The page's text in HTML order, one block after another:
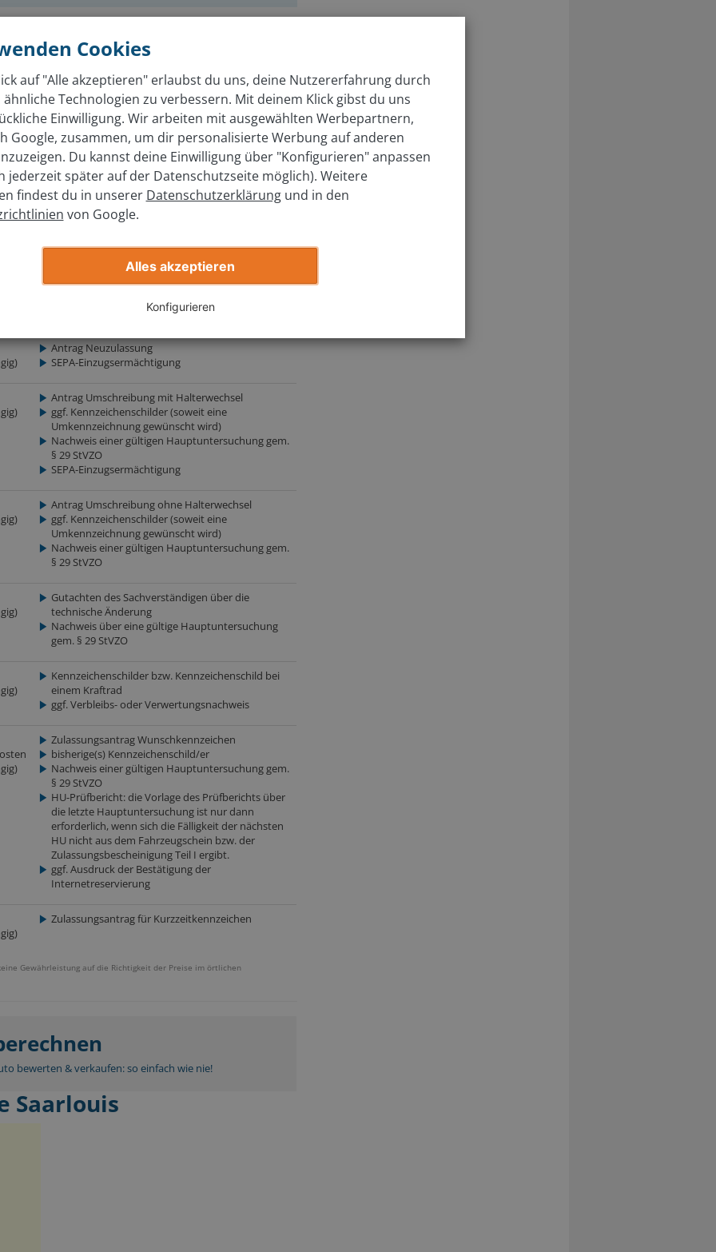
bei der KFZ Zulassungsstelle
eines Kennzeichens benötigst du
mit Meldebescheinigung, Auszug aus dem
im Original oder beglaubigter Kopie (bei Firmen),
oder beglaubigter Kopie (bei Vereinen), schriftliche
Erziehungsberechtigten (bei minderjährigen
(eVB)
Antrag Neuzulassung
SEPA-Einzugsermächtigung
Antrag Umschreibung mit Halterwechsel
ggf. Kennzeichenschilder (soweit eine
Umkennzeichnung gewünscht wird)
Nachweis einer gültigen Hauptuntersuchung gem.
§ 29 StVZO
SEPA-Einzugsermächtigung
Antrag Umschreibung ohne Halterwechsel
ggf. Kennzeichenschilder (soweit eine
Umkennzeichnung gewünscht wird)
Nachweis einer gültigen Hauptuntersuchung gem.
§ 29 StVZO
Gutachten des Sachverständigen über die
technische Änderung
Nachweis über eine gültige Hauptuntersuchung
gem. § 29 StVZO
Kennzeichenschilder bzw. Kennzeichenschild bei
einem Kraftrad
ggf. Verbleibs- oder Verwertungsnachweis
Zulassungsantrag Wunschkennzeichen
bisherige(s) Kennzeichenschild/er
Nachweis einer gültigen Hauptuntersuchung gem.
§ 29 StVZO
HU-Prüfbericht: die Vorlage des Prüfberichts über
die letzte Hauptuntersuchung ist nur dann
erforderlich, wenn sich die Fälligkeit der nächsten
HU nicht aus dem Fahrzeugschein bzw. der
Zulassungsbescheinigung Teil I ergibt.
ggf. Ausdruck der Bestätigung der
Internetreservierung
Zulassungsantrag für Kurzzeitkennzeichen
Gewährleistung auf die Richtigkeit der Preise im örtlichen
bewerten & verkaufen: so einfach wie nie!
Saarlouis
Cookies
auf "Alle akzeptieren" erlaubst du uns, deine Nutzererfahrung durch
ähnliche Technologien zu verbessern. Mit deinem Klick gibst du uns
Einwilligung. Wir arbeiten mit ausgewählten Werbepartnern,
Google, zusammen, um dir personalisierte Werbung auf anderen
Du kannst deine Einwilligung über "Konfigurieren" anpassen
jederzeit später auf der Datenschutzseite möglich). Weitere
findest du in unserer Datenschutzerklärungund in den
von Google.
Alles akzeptieren
Konfigurieren